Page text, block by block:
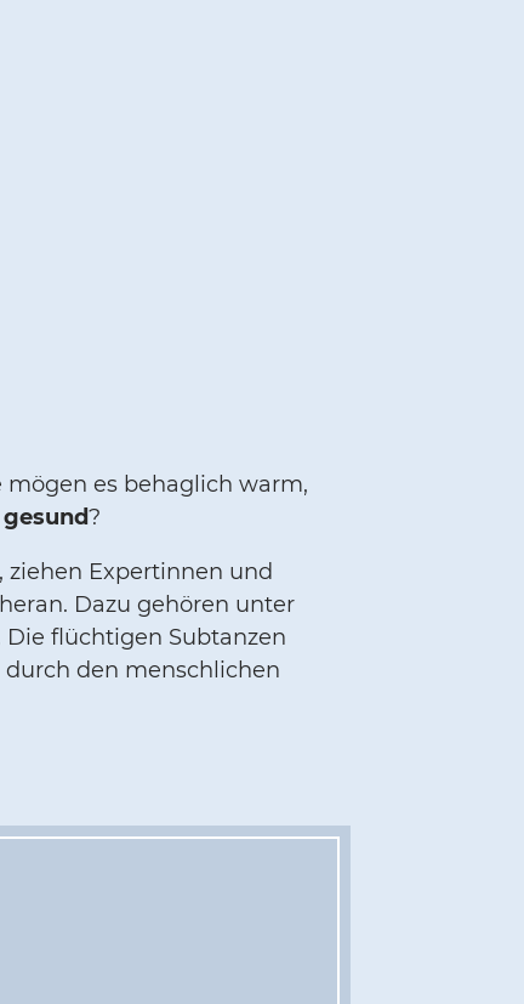
es behaglich warm,
?
Expertinnen und
Dazu gehören unter
flüchtigen Subtanzen
den menschlichen